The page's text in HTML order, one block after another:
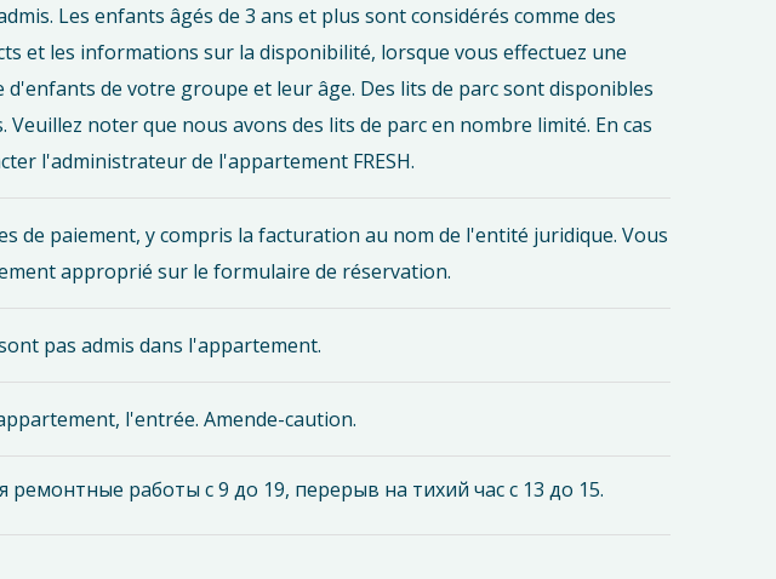
Les enfants âgés de 3 ans et plus sont considérés comme des
et les informations sur la disponibilité, lorsque vous effectuez une
d'enfants de votre groupe et leur âge. Des lits de parc sont disponibles
noter que nous avons des lits de parc en nombre limité. En cas
l'administrateur de l'appartement FRESH.
de paiement, y compris la facturation au nom de l'entité juridique. Vous
approprié sur le formulaire de réservation.
pas admis dans l'appartement.
l'entrée. Amende-caution.
ремонтные работы с 9 до 19, перерыв на тихий час с 13 до 15.